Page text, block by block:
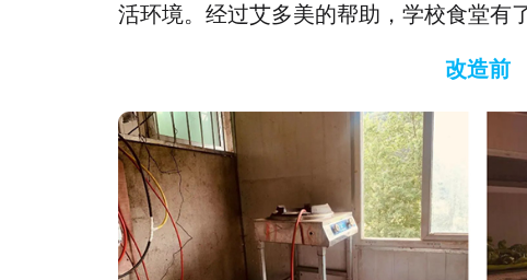
活环境。经过艾多美的帮助，学校食堂有
改造前